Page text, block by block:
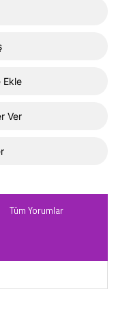
Ekle
Ver
Tüm Yorumlar